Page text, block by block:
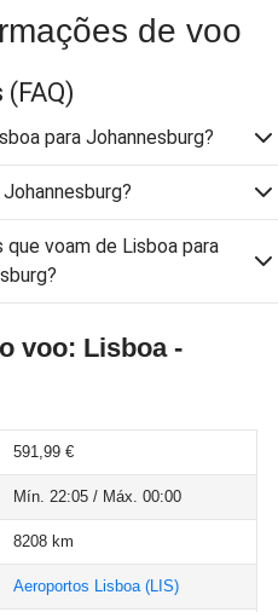
de voo
(FAQ)
para Johannesburg?
que voam de Lisboa para
voo: Lisboa -
591,99 €
Mín. 22:05 / Máx. 00:00
8208 km
Aeroportos Lisboa(LIS)